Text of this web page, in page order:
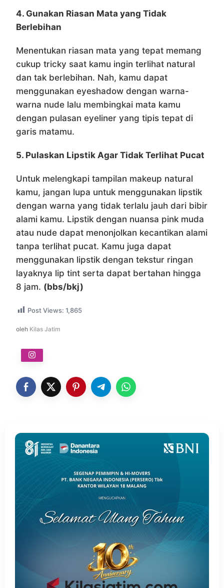
4. Gunakan Riasan Mata yang Tidak
Berlebihan
Menentukan riasan mata yang tepat memang
cukup tricky saat kamu ingin terlihat natural
dan tak berlebihan. Nah, kamu dapat
menggunakan eyeshadow dengan warna-
warna nude lalu membingkai mata kamu
dengan pulasan eyeliner yang tipis tepat di
garis matamu.
5. Pulaskan Lipstik Agar Tidak Terlihat Pucat
Untuk melengkapi tampilan makeup natural
kamu, jangan lupa untuk menggunakan lipstik
dengan warna yang tidak terlalu jauh dari bibir
alami kamu. Lipstik dengan nuansa pink muda
atau nude dapat menonjolkan kecantikan alami
tanpa terlihat pucat. Kamu juga dapat
menggunakan lipstik dengan tekstur ringan
layaknya lip tint serta dapat bertahan hingga
8 jam. (bbs/bkj)
Post Views: 1,865
oleh Kilas Jatim